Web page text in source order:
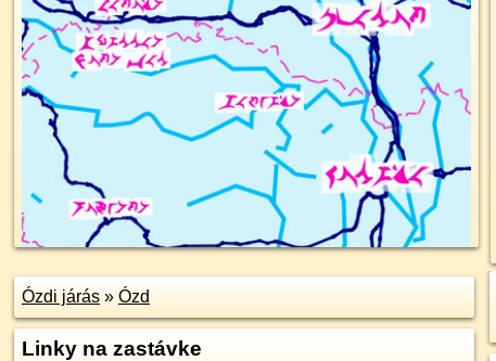
Ózdi járás » Ózd
Linky na zastávke